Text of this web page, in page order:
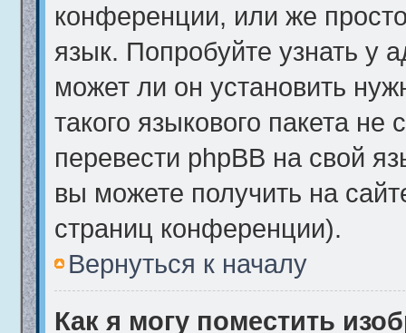
конференции, или же
язык. Попробуйте узнать у
может ли он установить
такого языкового пакета
перевести phpBB на свой
вы можете получить на
страниц конференции).
Вернуться к началу
Как я могу поместить